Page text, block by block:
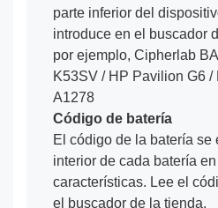
parte inferior del
introduce en el buscador
por ejemplo, Cipherlab
K53SV / HP Pavilion G6 /
A1278
Código de batería
El código de la batería se
interior de cada batería
características. Lee el
el buscador de la tienda.